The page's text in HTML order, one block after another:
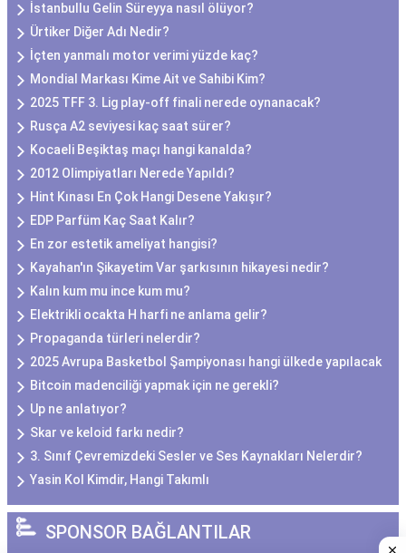
İstanbullu Gelin Süreyya nasıl ölüyor?
Ürtiker Diğer Adı Nedir?
İçten yanmalı motor verimi yüzde kaç?
Mondial Markası Kime Ait ve Sahibi Kim?
2025 TFF 3. Lig play-off finali nerede oynanacak?
Rusça A2 seviyesi kaç saat sürer?
Kocaeli Beşiktaş maçı hangi kanalda?
2012 Olimpiyatları Nerede Yapıldı?
Hint Kınası En Çok Hangi Desene Yakışır?
EDP Parfüm Kaç Saat Kalır?
En zor estetik ameliyat hangisi?
Kayahan'ın Şikayetim Var şarkısının hikayesi nedir?
Kalın kum mu ince kum mu?
Elektrikli ocakta H harfi ne anlama gelir?
Propaganda türleri nelerdir?
2025 Avrupa Basketbol Şampiyonası hangi ülkede yapılacak
Bitcoin madenciliği yapmak için ne gerekli?
Up ne anlatıyor?
Skar ve keloid farkı nedir?
3. Sınıf Çevremizdeki Sesler ve Ses Kaynakları Nelerdir?
Yasin Kol Kimdir, Hangi Takımlı
SPONSOR BAĞLANTILAR